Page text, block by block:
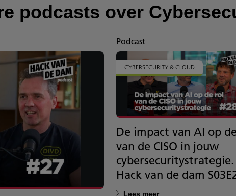
podcasts over
Podcast
CYBERSECURITY & CLOUD
De impact van AI op
van de CISO in jouw
cybersecuritystrategie.
Hack van de dam
Lees meer